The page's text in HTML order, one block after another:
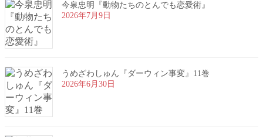
今泉忠明『動物たちのとんでも恋愛術』
2026年7月9日
うめざわしゅん『ダーウィン事変』11巻
2026年6月30日